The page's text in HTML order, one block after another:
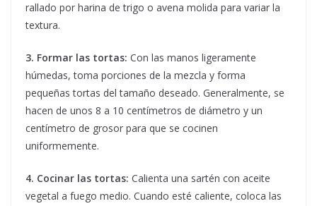
rallado por harina de trigo o avena molida para variar la
textura.
3. Formar las tortas: Con las manos ligeramente
húmedas, toma porciones de la mezcla y forma
pequeñas tortas del tamaño deseado. Generalmente, se
hacen de unos 8 a 10 centímetros de diámetro y un
centímetro de grosor para que se cocinen
uniformemente.
4. Cocinar las tortas: Calienta una sartén con aceite
vegetal a fuego medio. Cuando esté caliente, coloca las